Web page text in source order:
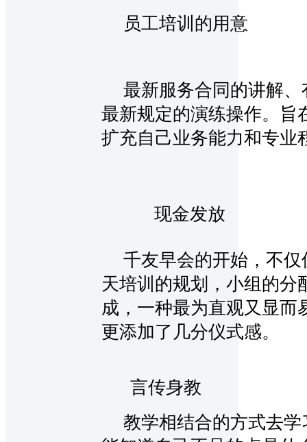
员工培训的用意
最新服务合同的讲解
最新规定的演练操作。旨
扩充自己业务能力和专业
现金发放
千友早会的开始，不
天培训的规划，小组的分
成，一种最为直观又显而
更添加了几分仪式感。
言传身教
教学相结合的方式去